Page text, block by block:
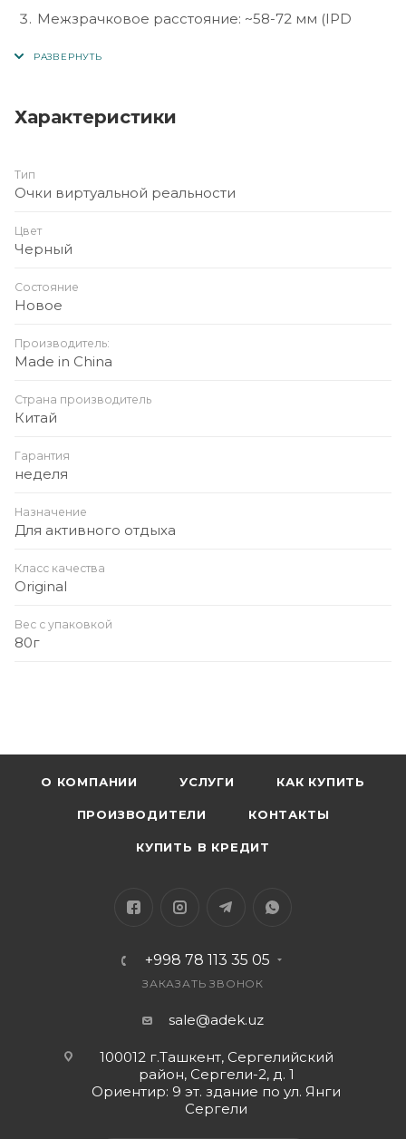
Межзрачковое расстояние: ~58-72 мм (IPD
Материал: корпус из пластика (ABS/PC-ABS).
реальности) для просмотра 3D-видео и игр на
смартфоне.
Характеристики
Тип
Очки виртуальной реальности
Цвет
Черный
Состояние
Новое
Производитель:
Made in China
Страна производитель
Китай
Гарантия
неделя
Назначение
Для активного отдыха
Класс качества
Original
Вес с упаковкой
80г
О КОМПАНИИ УСЛУГИ КАК КУПИТЬ
ПРОИЗВОДИТЕЛИ КОНТАКТЫ
КУПИТЬ В КРЕДИТ
+998 78 113 35 05
ЗАКАЗАТЬ ЗВОНОК
sale@adek.uz
100012 г.Ташкент, Сергелийский
район, Сергели-2, д. 1
Ориентир: 9 эт. здание по ул. Янги
Сергели